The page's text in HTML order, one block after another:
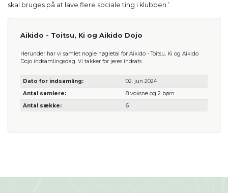
skal bruges på at lave flere sociale ting i klubben.’
Aikido - Toitsu, Ki og Aikido Dojo
Herunder har vi samlet nogle nøgletal for Aikido - Toitsu, Ki og Aikido
Dojo indsamlingsdag. Vi takker for jeres indsats.
Dato for indsamling:
02. jun 2024
Antal samlere:
8 voksne og 2 børn
Antal sække:
6